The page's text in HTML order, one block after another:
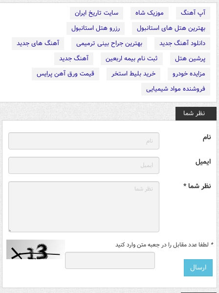
آپ آهنگ موزیک شاه
سایت تاریخ ایران
بهترین هتل های استانبول
رزرو هتل استانبول
دانلود آهنگ جدید
بهترین جراح بینی ترمیمی
آهنگ های جدید
پرشین هتل
ثبت نام بیمه اربعین
آهنگ جدید
مزایده خودرو
خرید بلیط استخر
قیمت ورق آهن پرایس
فروشنده مواد شیمیایی
نظر شما
نام
ایمیل
نظر شما *
* لطفا عدد مقابل را در جعبه متن وارد کنید